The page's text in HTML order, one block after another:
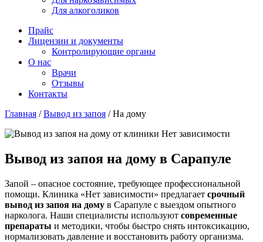
Для алкоголиков
Прайс
Лицензии и документы
Контролирующие органы
О нас
Врачи
Отзывы
Контакты
Главная /Вывод из запоя /На дому
Вывод из запоя на дому в Сарапуле
Запой – опасное состояние, требующее профессиональной
помощи. Клиника «Нет зависимости» предлагает срочный
вывод из запоя на дому в Сарапуле с выездом опытного
нарколога. Наши специалисты используют современные
препараты и методики, чтобы быстро снять интоксикацию,
нормализовать давление и восстановить работу организма.